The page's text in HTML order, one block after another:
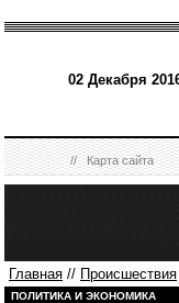
02 Декабря
//Карта сайта
Главная // Происшествия
ПОЛИТИКА И ЭКОНОМИКА